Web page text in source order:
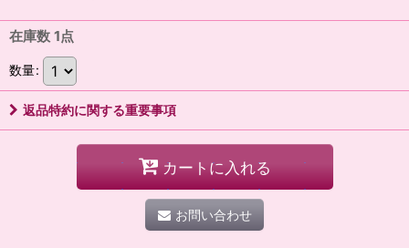
在庫数 1点
数量:
返品特約に関する重要事項
カートに入れる
お問い合わせ